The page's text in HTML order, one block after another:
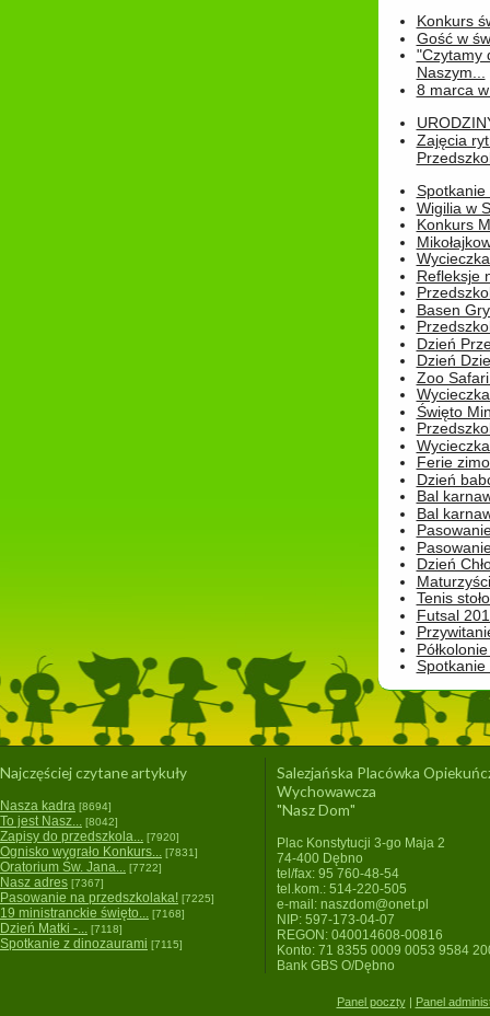
Konkurs
Gość w
"Czytamy
Naszym...
8 marca
Zajęcia
Spotkanie
Wigilia w
Konkurs
Refleksje
Basen
Dzień
Dzień
Zoo
Święto
Ferie
Dzień
Bal
Bal
Dzień
Tenis
Futsal
Najczęściej czytane artykuły
Nasza kadra [8694]
To jest Nasz... [8042]
Zapisy do przedszkola... [7920]
Ognisko wygrało Konkurs... [7831]
Oratorium Św. Jana... [7722]
Nasz adres [7367]
Pasowanie na przedszkolaka! [7225]
19 ministranckie święto... [7168]
Dzień Matki -... [7118]
Spotkanie z dinozaurami [7115]
Salezjańska Placówka
Wychowawcza
"Nasz Dom"
Plac Konstytucji 3-go Maja 2
74-400 Dębno
tel/fax: 95 760-48-54
tel.kom.: 514-220-505
e-mail: naszdom@onet.pl
NIP: 597-173-04-07
REGON: 040014608-00816
Konto: 71 8355 0009 0053 9584
Bank GBS O/Dębno
Panel poczty| Panel